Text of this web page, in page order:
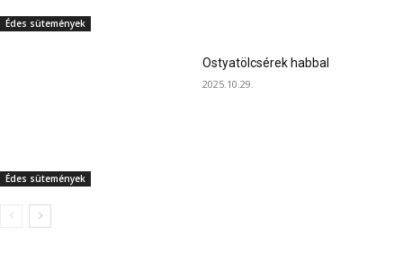
Édes sütemények
Édes sütemények
Ostyatölcsérek habbal
2025.10.29.